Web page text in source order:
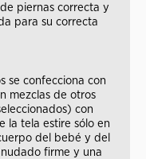
piernas correcta y
para su correcta
se confecciona con
mezclas de otros
con
la tela estire sólo en
del bebé y del
firme y una